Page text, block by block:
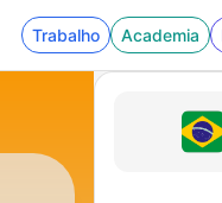
Trabalho Academia